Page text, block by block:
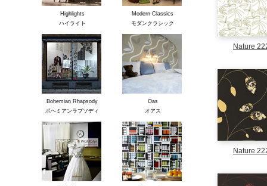
Nature
Nature
Highlights
ハイライト
Modern Classics
モダンクラシック
Bohemian Rhapsody
ボヘミアンラプソディ
Oas
オアス